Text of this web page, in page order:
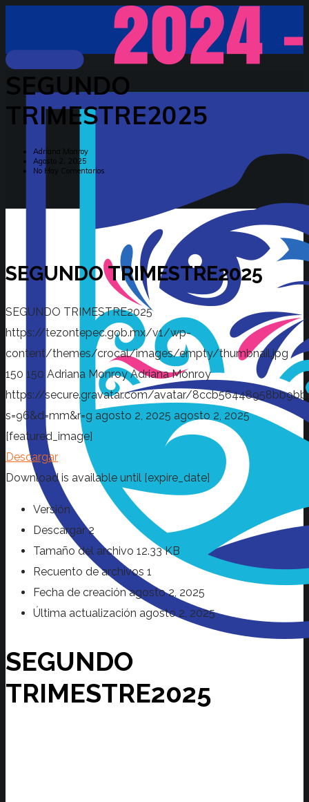
SEGUNDO
TRIMESTRE2025
Adriana Monroy
Agosto 2, 2025
No Hay Comentarios
SEGUNDO TRIMESTRE2025
SEGUNDO TRIMESTRE2025
https://tezontepec.gob.mx/v1/wp-
content/themes/crocal/images/empty/thumbnail.jpg
150 150 Adriana Monroy Adriana Monroy
https://secure.gravatar.com/avatar/
s=96&d=mm&r=g agosto 2, 2025 agosto 2, 2025
[featured_image]
Descargar
Download is available until [expire_date]
Versión
Descargar2
Tamaño del archivo 12.33 KB
Recuento de archivos 1
Fecha de creaciónagosto 2, 2025
Última actualización agosto 2, 2025
SEGUNDO
TRIMESTRE2025